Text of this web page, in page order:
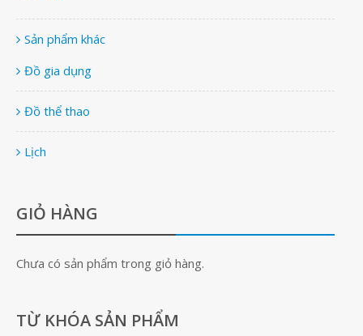
Sản phẩm khác
Đồ gia dụng
Đồ thể thao
Lịch
GIỎ HÀNG
Chưa có sản phẩm trong giỏ hàng.
TỪ KHÓA SẢN PHẨM